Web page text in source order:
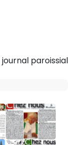
paroissial